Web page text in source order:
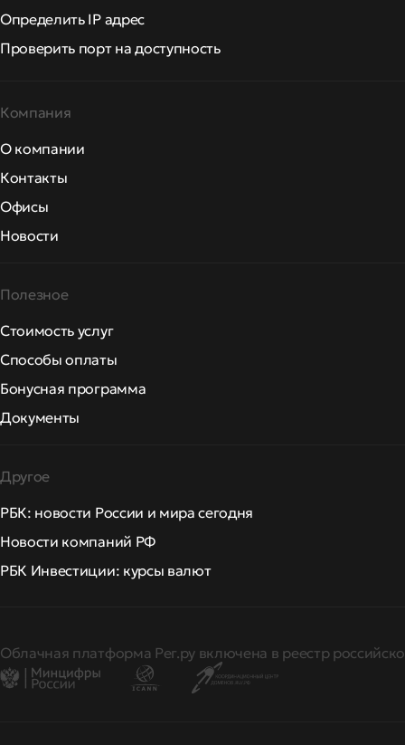
Определить IP адрес
Проверить порт на доступность
Компания
О компании
Контакты
Офисы
Новости
Полезное
Стоимость услуг
Способы оплаты
Бонусная программа
Документы
Другое
РБК: новости России и мира сегодня
Новости компаний РФ
РБК Инвестиции: курсы валют
Облачная платформа Рег.ру включена в реестр